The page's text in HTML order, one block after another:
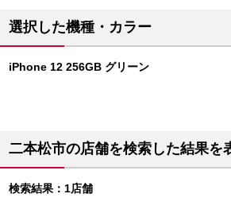
選択した機種・カラー
iPhone 12 256GB グリーン
二本松市の店舗を検索した結果を
検索結果：1店舗